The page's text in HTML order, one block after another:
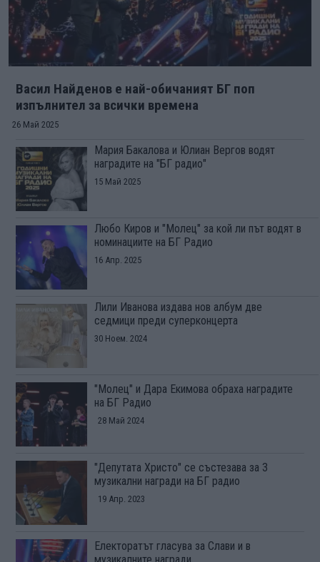
Васил Найденов е най-обичаният БГ поп
изпълнител за всички времена
26 Май 2025
Мария Бакалова и Юлиан Вергов водят
наградите на "БГ радио"
15 Май 2025
Любо Киров и "Молец" за кой ли път водят в
номинациите на БГ Радио
16 Апр. 2025
Лили Иванова издава нов албум две
седмици преди суперконцерта
30 Ноем. 2024
"Молец" и Дара Екимова обраха наградите
на БГ Радио
28 Май 2024
"Депутата Христо" се състезава за 3
музикални награди на БГ радио
19 Апр. 2023
Електоратът гласува за Слави и в